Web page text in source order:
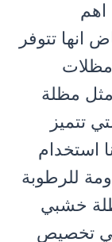
اهم
انها تتوفر
مظلات
مظلة
تتميز
استخدام
للرطوبة
خشبي
في تخصيص